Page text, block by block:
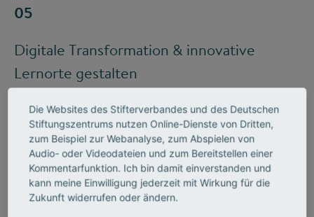
Digitale Transformation & innovative
Lernorte gestalten
Mehr zum Handlungsfeld "Bildung &
Kompetenzen"
Die Websites des Stifterverbandes und des Deutschen
Stiftungszentrums nutzen Online-Dienste von Dritten,
zum Beispiel zur Webanalyse, zum Abspielen von
Audio- oder Videodateien und zum Bereitstellen einer
Kommentarfunktion. Ich bin damit einverstanden und
kann meine Einwilligung jederzeit mit Wirkung für die
Zukunft widerrufen oder ändern.